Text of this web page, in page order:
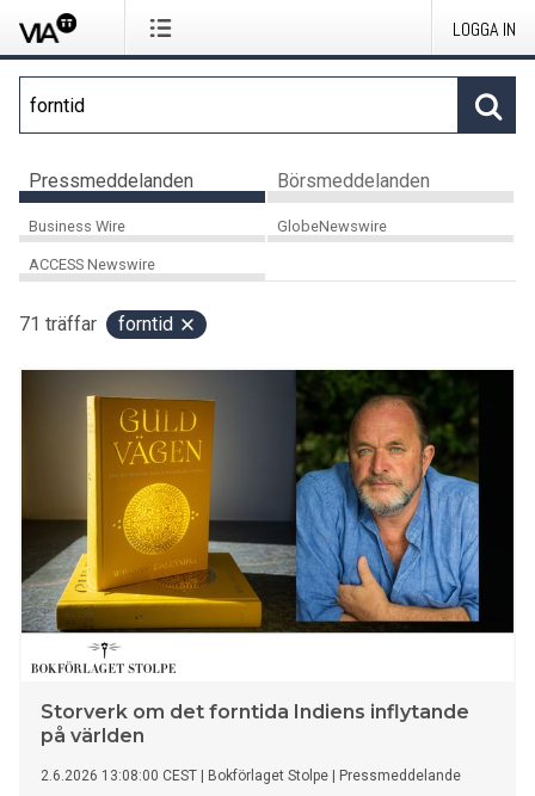
LOGGA IN
Pressmeddelanden Börsmeddelanden
Business Wire GlobeNewswire
ACCESS Newswire
71 träffar forntid
Storverk om det forntida Indiens inflytande
på världen
2.6.2026 13:08:00 CEST Bokförlaget Stolpe Pressmeddelande